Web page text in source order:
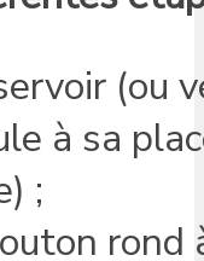
(ou
à sa
;
rond